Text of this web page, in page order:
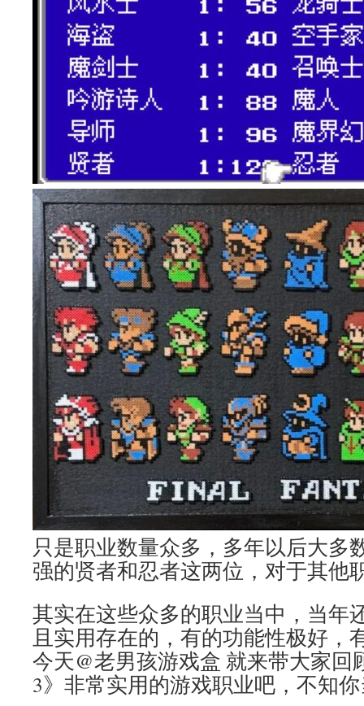
只是职业数量众多，多年以后大多
强的贤者和忍者这两位，对于其他
其实在这些众多的职业当中，当年
且实用存在的，有的功能性极好，
今天@老男孩游戏盒 就来带大家回
3》非常实用的游戏职业吧，不知